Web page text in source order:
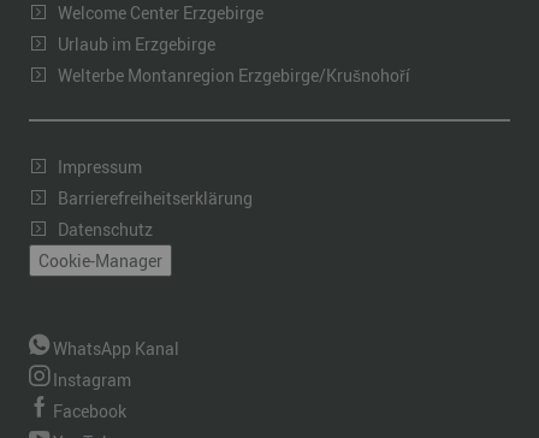
Welcome Center Erzgebirge
Urlaub im Erzgebirge
Welterbe Montanregion Erzgebirge/Krušnohoří
Impressum
Barrierefreiheitserklärung
Datenschutz
Cookie-Manager
WhatsApp Kanal
Instagram
Facebook